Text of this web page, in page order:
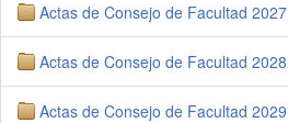
Actas de Consejo de Facultad 2027
Actas de Consejo de Facultad 2028
Actas de Consejo de Facultad 2029